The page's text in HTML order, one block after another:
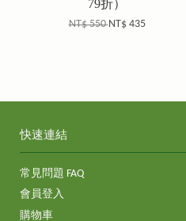
79折）
NT$ 550NT$ 435
快速連結
常見問題 FAQ
會員登入
購物車